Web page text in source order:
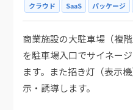
クラウド
SaaS パッケージ
商業施設の大駐車場（複
を駐車場入口でサイネー
ます。また招き灯（表示
示・誘導します。